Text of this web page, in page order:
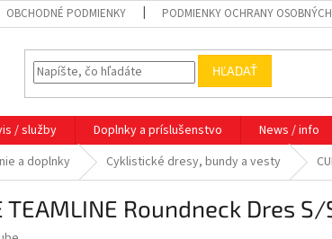
OBCHODNÉ PODMIENKY PODMIENKY OCHRANY
HĽADAŤ
/ služby Doplnky a príslušenstvo News / info
a doplnky Cyklistické dresy, bundy a vesty
TEAMLINE Roundneck Dres